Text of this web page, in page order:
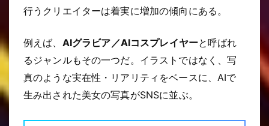
行うクリエイターは着実に増加の傾向にある。
例えば、 AIグラビア／AIコスプレイヤーと呼ばれ
るジャンルもその一つだ。イラストではなく、写
真のような実在性・リアリティをベースに、AIで
生み出された美女の写真がSNSに並ぶ。